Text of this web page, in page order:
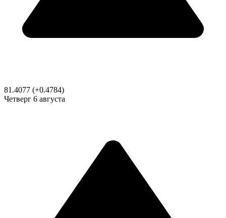
81.4077 (+0.4784)
Четверг 6 августа